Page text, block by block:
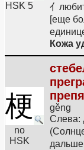
HSK 5
亻
[еще
Кожа
梗
no
HSK
gěng
Слева: